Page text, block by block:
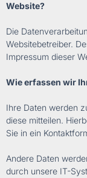
Website?
Die
Websitebetreiber.
Impressum dieser
Wie erfassen wir
Ihre Daten werden
diese mitteilen.
Sie in ein
Andere Daten
durch unsere IT-